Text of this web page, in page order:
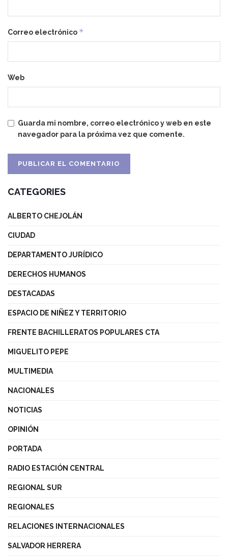
Correo electrónico *
Web
Guarda mi nombre, correo electrónico y web en este
navegador para la próxima vez que comente.
CATEGORIES
ALBERTO CHEJOLÁN
CIUDAD
DEPARTAMENTO JURÍDICO
DERECHOS HUMANOS
DESTACADAS
ESPACIO DE NIÑEZ Y TERRITORIO
FRENTE BACHILLERATOS POPULARES CTA
MIGUELITO PEPE
MULTIMEDIA
NACIONALES
NOTICIAS
OPINIÓN
PORTADA
RADIO ESTACIÓN CENTRAL
REGIONAL SUR
REGIONALES
RELACIONES INTERNACIONALES
SALVADOR HERRERA